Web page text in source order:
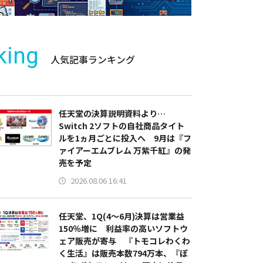
人気記事ランキング
任天堂の決算説明資料より…
Switch 2ソフトの自社商品タイト
ルを1ヵ月ごとに投入へ 9月は『フ
ァイアーエムブレム 万紫千紅』の発
売を予定
2026.08.06 16:41
任天堂、1Q(4～6月)決算は営業益
150％増に 利益率の高いソフトウ
ェア販売が寄与 『トモコレわくわ
く生活』は販売本数794万本、『ぽ